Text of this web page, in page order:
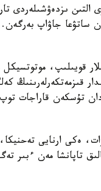
التىن ىزدەۋشىلەردى
ساتۋعا جاۋاپ بەرگەن.
قويىلىپ،
قىزمەتكەرلەرىنىڭ
تۇسكەن قاراجات توپ
تاپانشا مەن ءبىر